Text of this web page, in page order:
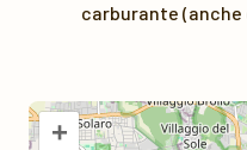
carburante (anche
+